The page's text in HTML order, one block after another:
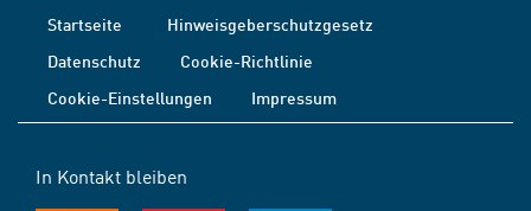
Startseite
Hinweisgeberschutzgesetz
Datenschutz
Cookie-Richtlinie
Cookie-Einstellungen
Impressum
In Kontakt bleiben